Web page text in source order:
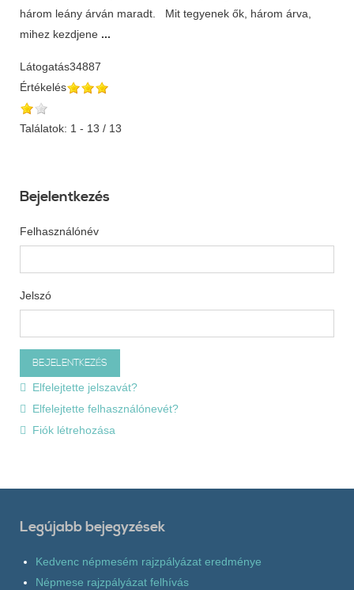
három leány árván maradt. Mit tegyenek ők, három árva,
mihez kezdjene ...
Látogatás34887
Értékelés
Találatok: 1 - 13 / 13
Bejelentkezés
Felhasználónév
Jelszó
Elfelejtette jelszavát?
Elfelejtette felhasználónevét?
Fiók létrehozása
Legújabb bejegyzések
Kedvenc népmesém rajzpályázat eredménye
Népmese rajzpályázat felhívás